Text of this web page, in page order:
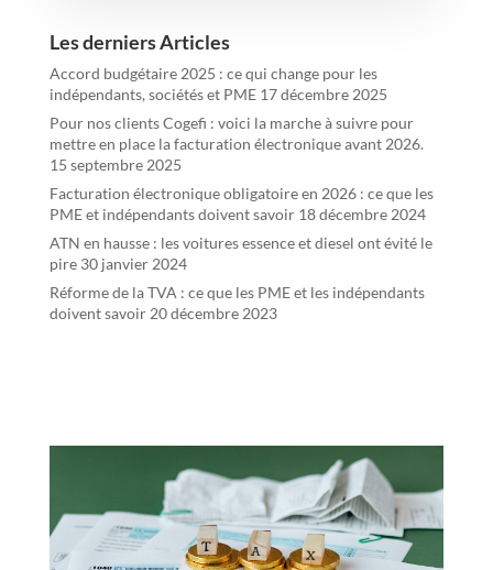
Les derniers Articles
Accord budgétaire 2025 : ce qui change pour les
indépendants, sociétés et PME 17 décembre 2025
Pour nos clients Cogefi : voici la marche à suivre pour
mettre en place la facturation électronique avant 2026.
15 septembre 2025
Facturation électronique obligatoire en 2026 : ce que les
PME et indépendants doivent savoir 18 décembre 2024
ATN en hausse : les voitures essence et diesel ont évité le
pire 30 janvier 2024
Réforme de la TVA : ce que les PME et les indépendants
doivent savoir 20 décembre 2023